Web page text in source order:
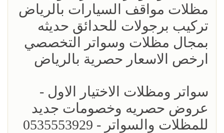
مظلات مواقف السيارات بالرياض
تركيب برجولات للحدائق حديثه
بمجال مظلات وسواتر التخصصي
ارخص الاسعار حصرية بالرياض
سواتر ومظلات الاختيار الاول -
عروض حصريه وخصومات جديد
للمظلات والسواتر - 0535553929